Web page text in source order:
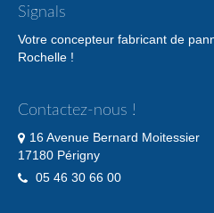
Signals
Votre concepteur fabricant de
Rochelle !
Contactez-nous !
16 Avenue Bernard Moitessier
17180 Périgny
05 46 30 66 00